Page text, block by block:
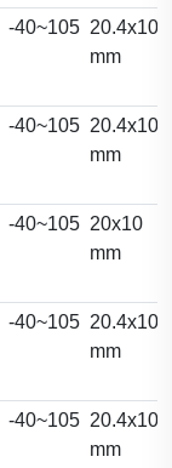
-40~105
mm
-40~105
mm
-40~105 20x10
mm
-40~105
mm
-40~105
mm